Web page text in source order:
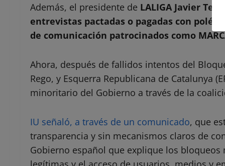
Además, el presidente de LALIGA Javier
entrevistas pactadas o pagadas con
de comunicación patrocinados como
Ahora, después de fallidos intentos del
Rego, y Esquerra Republicana de Catalunya
minoritario del Gobierno a través de la
IU señaló, a través de un comunicado, que
transparencia y sin mecanismos claros de
Gobierno español que explique los